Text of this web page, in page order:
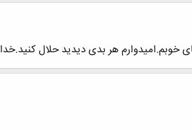
خوبم.امیدوارم هر بدی دیدید حلال